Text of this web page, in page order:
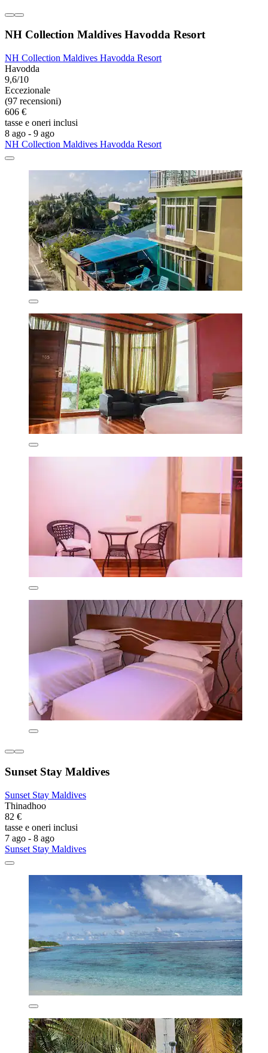
NH Collection Maldives Havodda Resort
NH Collection Maldives Havodda Resort
Havodda
9,6/10
Eccezionale
(97 recensioni)
606 €
tasse e oneri inclusi
8 ago - 9 ago
NH Collection Maldives Havodda Resort
Sunset Stay Maldives
Sunset Stay Maldives
Thinadhoo
82 €
tasse e oneri inclusi
7 ago - 8 ago
Sunset Stay Maldives